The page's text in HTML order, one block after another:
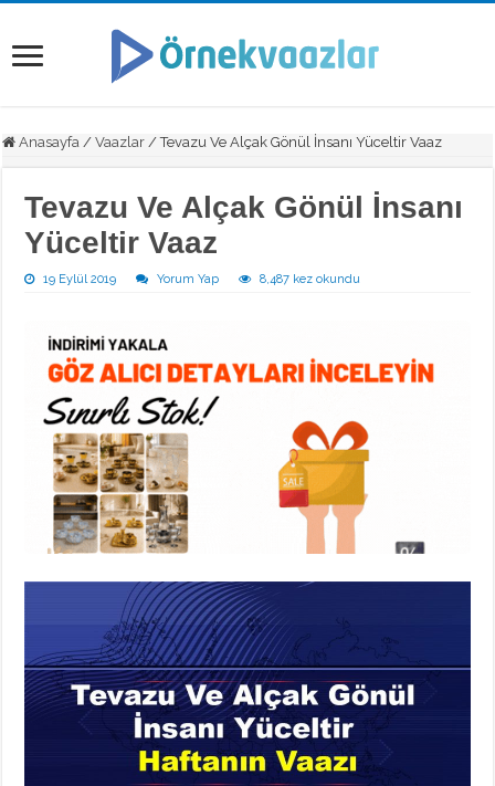
Anasayfa / Vaazlar / Tevazu Ve Alçak Gönül İnsanı Yüceltir Vaaz
Tevazu Ve Alçak Gönül İnsanı
Yüceltir Vaaz
19 Eylül 2019 Yorum Yap 8,487 kez okundu